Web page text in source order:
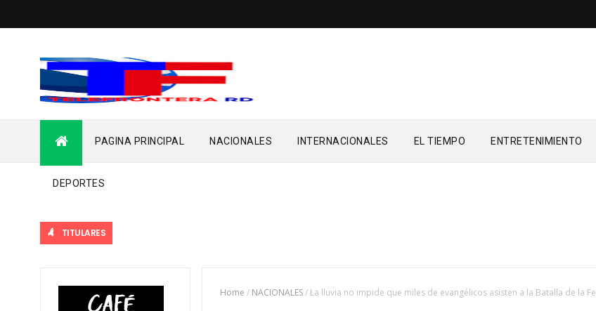
PAGINA PRINCIPAL NACIONALES INTERNACIONALES EL TIEMPO ENTRETENIMIENTO
DEPORTES
TITULARES
Home / NACIONALES/ La lluvia no impide que miles de evangélicos asisten a la Batalla de la Fe